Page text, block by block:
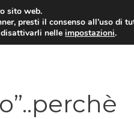
sito web.
presti il consenso all’uso di
disattivarli nelleimpostazioni.